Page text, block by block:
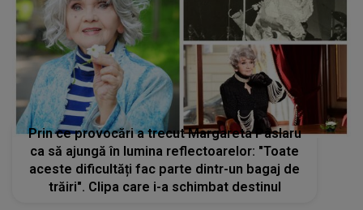
Prin ce provocări a trecut Margareta Pâslaru
ca să ajungă în lumina reflectoarelor: "Toate
aceste dificultăți fac parte dintr-un bagaj de
trăiri". Clipa care i-a schimbat destinul